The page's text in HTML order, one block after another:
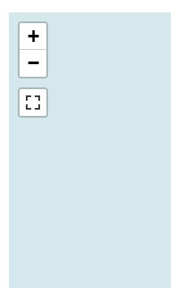
+
−